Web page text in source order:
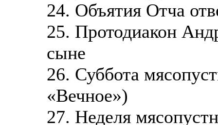
24. Объятия Отча
25. Протодиакон
сыне
26. Суббота
«Вечное»)
27. Неделя